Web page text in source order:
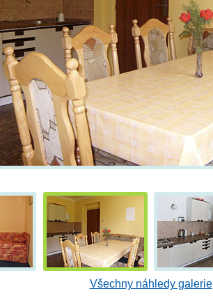
Všechny náhledy galerie